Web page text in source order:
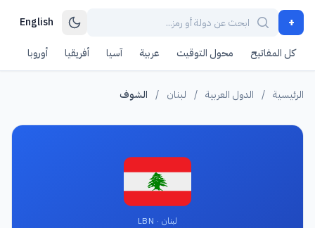
+
English
كل المفاتيح محول التوقيت عربية آسيا أفريقيا أوروبا
الرئيسية / الدول العربية / لبنان / الشوف
لبنان · LBN